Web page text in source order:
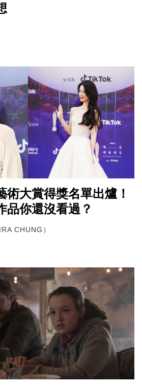
術大賞得獎名單出爐！
品你還沒看過？
CHUNG）